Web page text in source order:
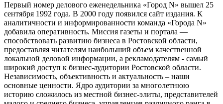
Первый номер делового еженедельника «Город N» вышел 25
сентября 1992 года. В 2000 году появился сайт издания. К
аналитичности и информированности команда «Города N»
добавила оперативность. Миссия газеты и портала —
способствовать развитию бизнеса в Ростовской области,
предоставляя читателям наибольший объем качественной
локальной деловой информации, а рекламодателям - самый
широкий доступ к бизнес-аудитории Ростовской области.
Независимость, объективность и актуальность – наши
основные ценности. Ядро аудитории за многолетнюю
историю сложилось из местной бизнес-элиты, представителей